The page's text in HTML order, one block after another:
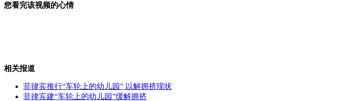
您看完该视频的心情
相关报道
菲律宾推行“车轮上的幼儿园” 以解拥挤现状
菲律宾建“车轮上的幼儿园”缓解拥挤